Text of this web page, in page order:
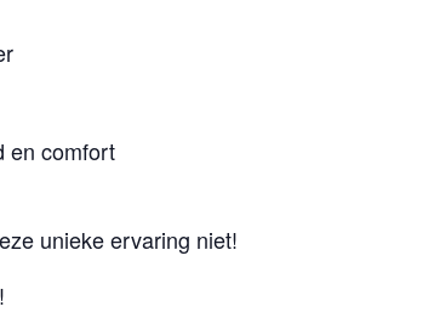
en comfort
unieke ervaring niet!